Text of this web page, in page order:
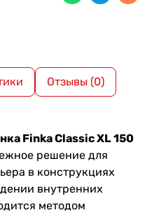
Отзывы (0)
Finka Classic XL 150
решение для
в конструкциях
внутренних
методом